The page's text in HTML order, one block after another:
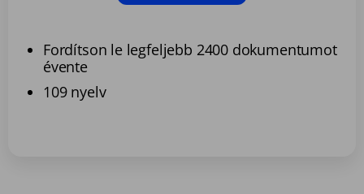
Fordítson le legfeljebb 2400 dokumentumot
évente
109 nyelv